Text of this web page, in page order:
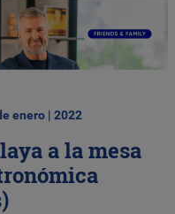
enero | 2022
a la mesa